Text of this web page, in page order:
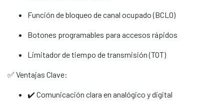
Función de bloqueo de canal ocupado (BCLO)
Botones programables para accesos rápidos
Limitador de tiempo de transmisión (TOT)
✅ Ventajas Clave:
✔️ Comunicación clara en analógico y digital